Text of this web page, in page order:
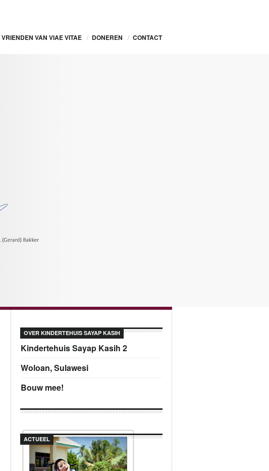
VRIENDEN VAN VIAE VITAE / DONEREN / CONTACT
OVER KINDERTEHUIS SAYAP KASIH
Kindertehuis Sayap Kasih 2
Woloan, Sulawesi
Bouw mee!
ACTUEEL